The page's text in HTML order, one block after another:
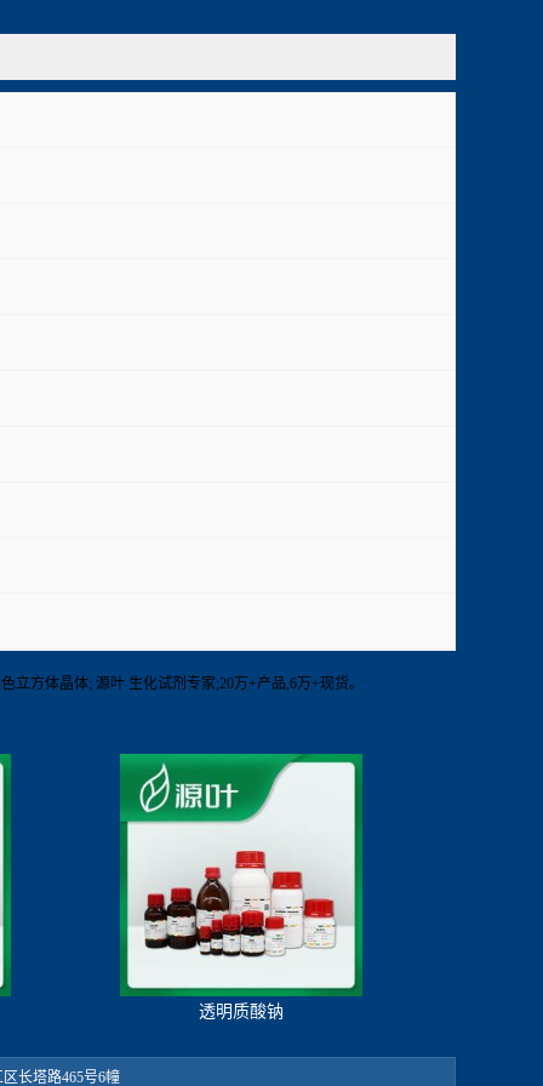
立方体晶体; 源叶 生化试剂专家;20万+产品,6万+现货。
透明质酸钠
长塔路465号6幢